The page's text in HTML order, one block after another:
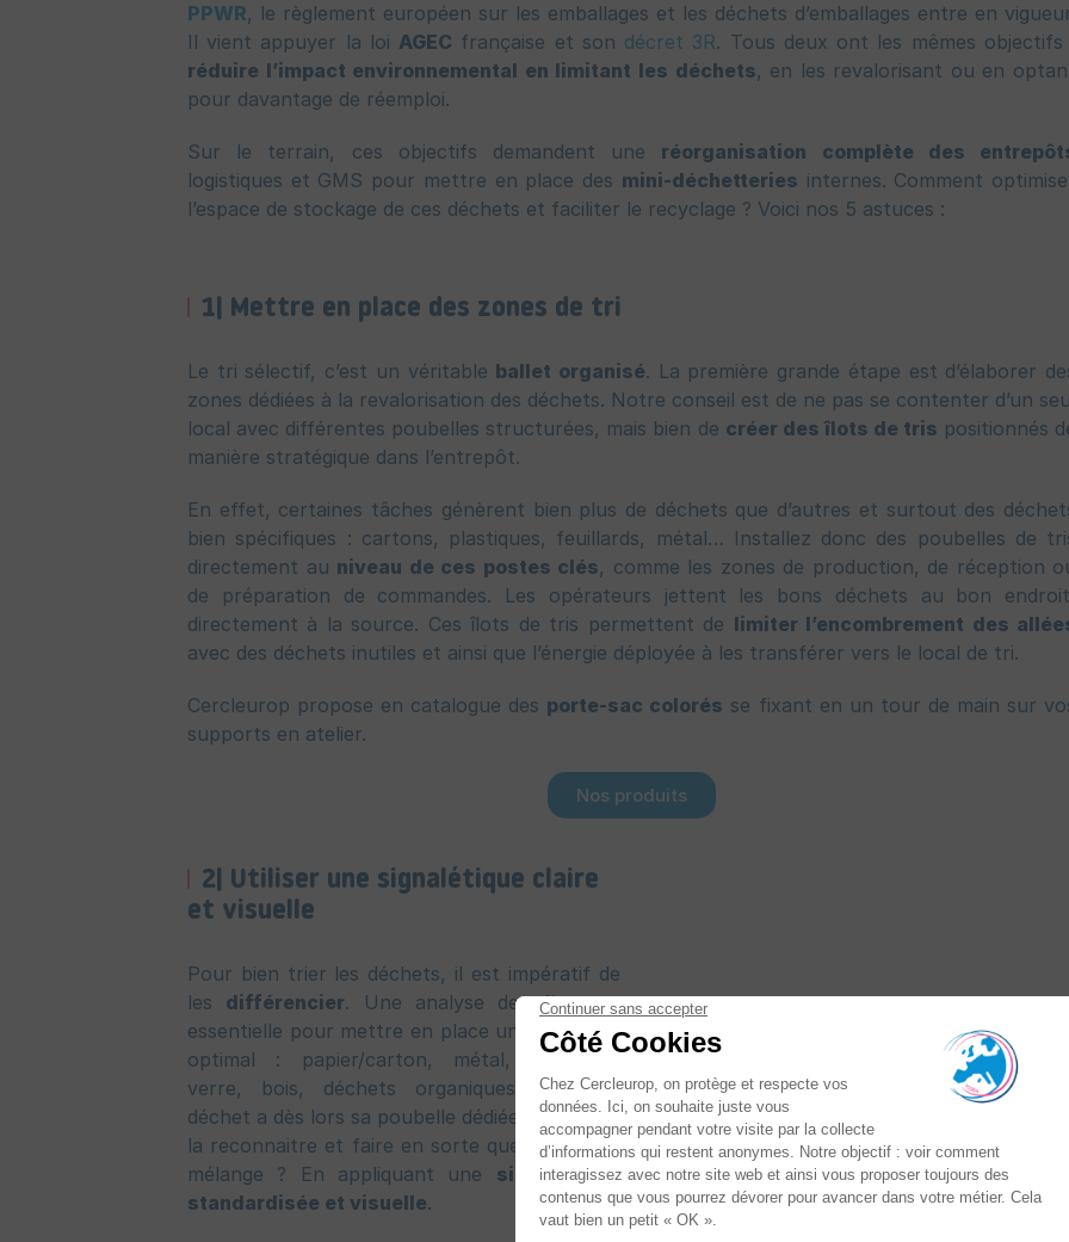
PPWR, le règlement européen sur les emballages et les déchets d’emballages entre en
Il vient appuyer la loi AGEC française et son décret 3R. Tous deux ont les mêmes objectifs
réduire l’impact environnemental en limitant les déchets, en les revalorisant ou en
pour davantage de réemploi.
Sur le terrain, ces objectifs demandent une réorganisation complète des
logistiques et GMS pour mettre en place des mini-déchetteries internes. Comment
l’espace de stockage de ces déchets et faciliter le recyclage ? Voici nos 5 astuces :
1| Mettre en place des zones de tri
Le tri sélectif, c’est un véritable ballet organisé. La première grande étape est d’élaborer
zones dédiées à la revalorisation des déchets. Notre conseil est de ne pas se contenter d’un
local avec différentes poubelles structurées, mais bien de créer des îlots de tris positionnés
manière stratégique dans l’entrepôt.
En effet, certaines tâches génèrent bien plus de déchets que d’autres et surtout des
bien spécifiques : cartons, plastiques, feuillards, métal… Installez donc des poubelles de
directement au niveau de ces postes clés, comme les zones de production, de réception
de préparation de commandes. Les opérateurs jettent les bons déchets au bon
directement à la source. Ces îlots de tris permettent de limiter l’encombrement des
avec des déchets inutiles et ainsi que l’énergie déployée à les transférer vers le local de tri.
Cercleurop propose en catalogue des porte-sac colorés se fixant en un tour de main sur
supports en atelier.
Nos produits
2| Utiliser une signalétique claire
et visuelle
Pour bien trier les déchets, il est impératif de
les différencier. Une analyse des flux est
essentielle pour mettre en place un tri sélectif
optimal : papier/carton, métal, plastique,
verre, bois, déchets organiques… Chaque
déchet a dès lors sa poubelle dédiée. Comment
la reconnaitre et faire en sorte que rien ne se
mélange ? En appliquant une signalétique
standardisée et visuelle.